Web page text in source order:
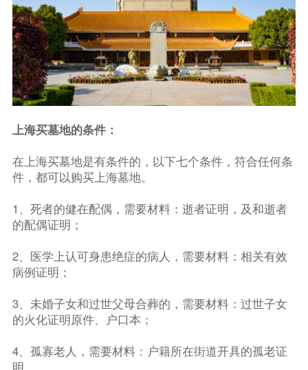
上海买墓地的条件：
在上海买墓地是有条件的，以下七个条件，符合任何条
件，都可以购买上海墓地。
1、死者的健在配偶，需要材料：逝者证明，及和逝者
的配偶证明；
2、医学上认可身患绝症的病人，需要材料：相关有效
病例证明；
3、未婚子女和过世父母合葬的，需要材料：过世子女
的火化证明原件、户口本；
4、孤寡老人，需要材料：户籍所在街道开具的孤老证
明